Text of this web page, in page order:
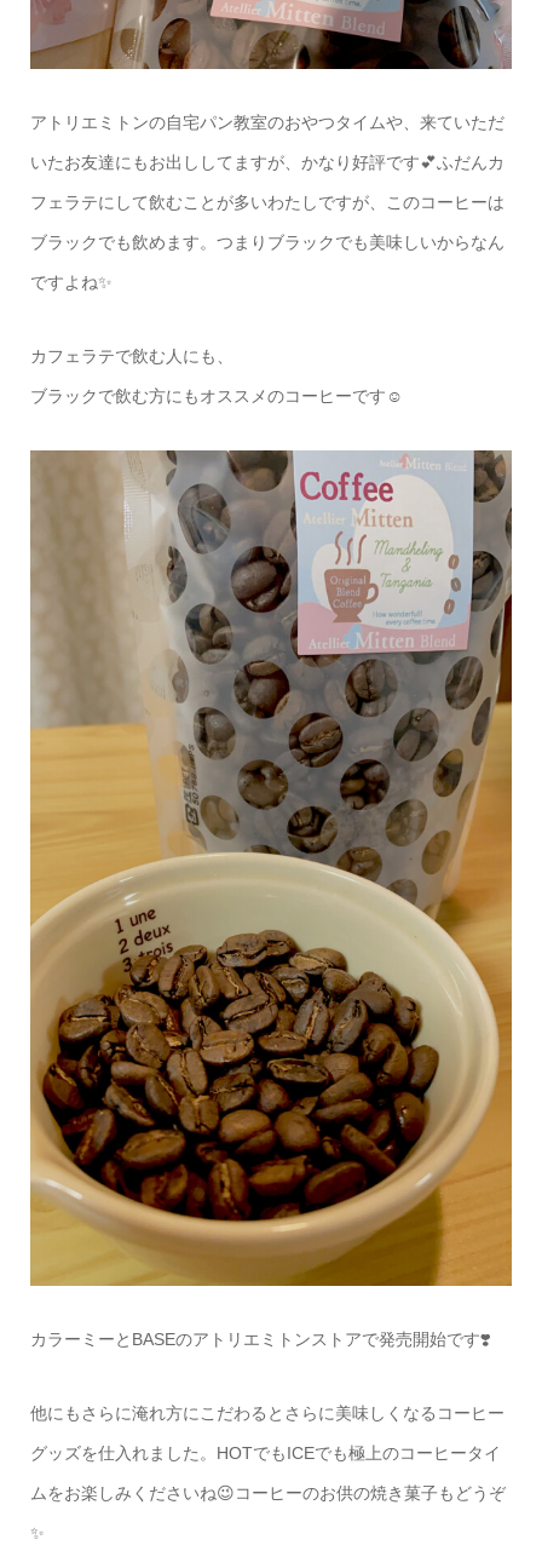
アトリエミトンの自宅パン教室のおやつタイムや、来ていただ
いたお友達にもお出ししてますが、かなり好評です💕ふだんカ
フェラテにして飲むことが多いわたしですが、このコーヒーは
ブラックでも飲めます。つまりブラックでも美味しいからなん
ですよね✨
カフェラテで飲む人にも、
ブラックで飲む方にもオススメのコーヒーです☺️
カラーミーとBASEのアトリエミトンストアで発売開始です❣️
他にもさらに淹れ方にこだわるとさらに美味しくなるコーヒー
グッズを仕入れました。HOTでもICEでも極上のコーヒータイ
ムをお楽しみくださいね😉コーヒーのお供の焼き菓子もどうぞ
✨